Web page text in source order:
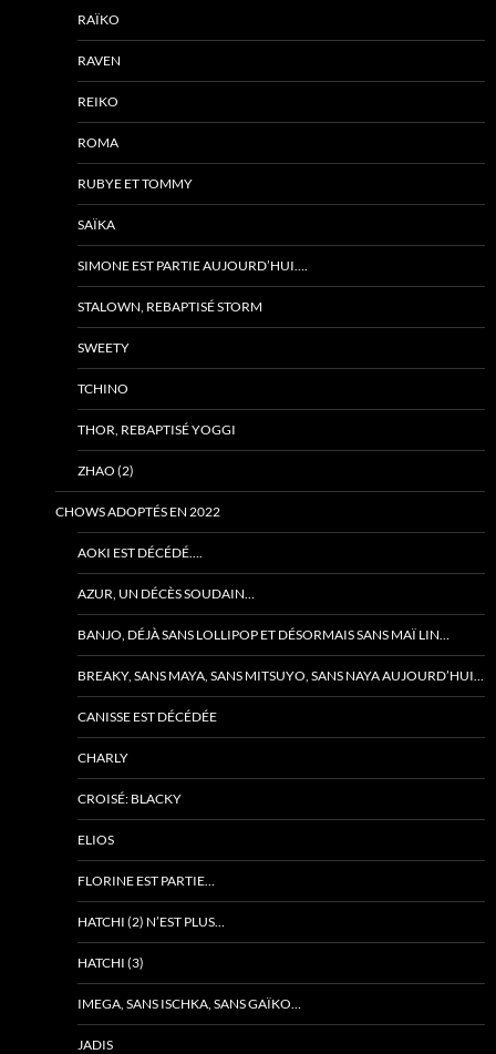
RAÏKO
RAVEN
REIKO
ROMA
RUBYE ET TOMMY
SAÏKA
SIMONE EST PARTIE AUJOURD’HUI….
STALOWN, REBAPTISÉ STORM
SWEETY
TCHINO
THOR, REBAPTISÉ YOGGI
ZHAO (2)
CHOWS ADOPTÉS EN 2022
AOKI EST DÉCÉDÉ….
AZUR, UN DÉCÈS SOUDAIN…
BANJO, DÉJÀ SANS LOLLIPOP ET DÉSORMAIS SANS MAÏ LIN…
BREAKY, SANS MAYA, SANS MITSUYO, SANS NAYA AUJOURD’HUI…
CANISSE EST DÉCÉDÉE
CHARLY
CROISÉ: BLACKY
ELIOS
FLORINE EST PARTIE…
HATCHI (2) N’EST PLUS…
HATCHI (3)
IMEGA, SANS ISCHKA, SANS GAÏKO…
JADIS